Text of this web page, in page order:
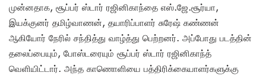
முன்னதாக, சூப்பர் ஸ்டார் ரஜினிகாந்தை எஸ்.ஜே.சூர்யா,
இயக்குனர் தமிழ்வாணன், தயாரிப்பாளர் சுரேஷ் கண்ணன்
ஆகியோர் நேரில் சந்தித்து வாழ்த்து பெற்றனர். அப்போது படத்தின்
தலைப்பையும், போஸ்டரையும் சூப்பர் ஸ்டார் ரஜினிகாந்த்
வெளியிட்டார். அந்த காணொளியை பத்திரிக்கையாளர்களுக்கு